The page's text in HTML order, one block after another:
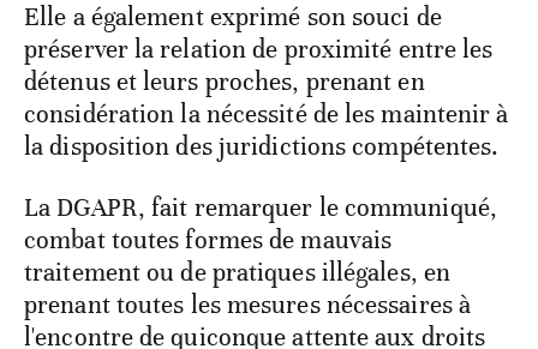
Elle a également exprimé son souci de
préserver la relation de proximité entre les
détenus et leurs proches, prenant en
considération la nécessité de les maintenir à
la disposition des juridictions compétentes.
La DGAPR, fait remarquer le communiqué,
combat toutes formes de mauvais
traitement ou de pratiques illégales, en
prenant toutes les mesures nécessaires à
l'encontre de quiconque attente aux droits